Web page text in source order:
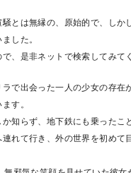
とは無縁の、原始的で、しか
した。
で、是非ネットで検索してみて
で出会った一人の少女の存在
す。
知らず、地下鉄にも乗ったこ
れて行き、外の世界を初めて